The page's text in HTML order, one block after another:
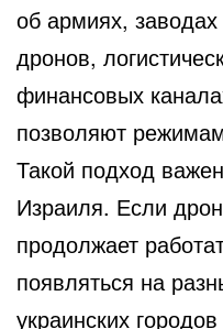
об армиях,
дронов,
финансовых
позволяют
Такой подход
Израиля. Если
продолжает
появляться на
украинских